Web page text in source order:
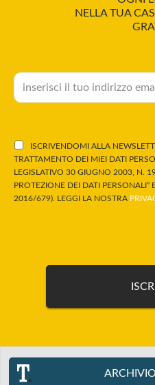
NELLA TUA
ISCRIVENDOMI ALLA
TRATTAMENTO DEI MIEI DATI
LEGISLATIVO 30 GIUGNO 2003, N.
PROTEZIONE DEI DATI
2016/679). LEGGI LA NOSTRA